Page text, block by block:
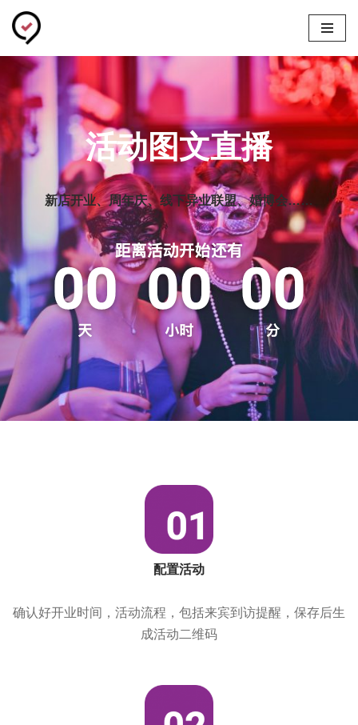
跳
至
正
文
活动图文直播
新店开业、周年庆、线下异业联盟、婚博会……
配置活动
确认好开业时间，活动流程，包括来宾到访提醒，保存后生
成活动二维码